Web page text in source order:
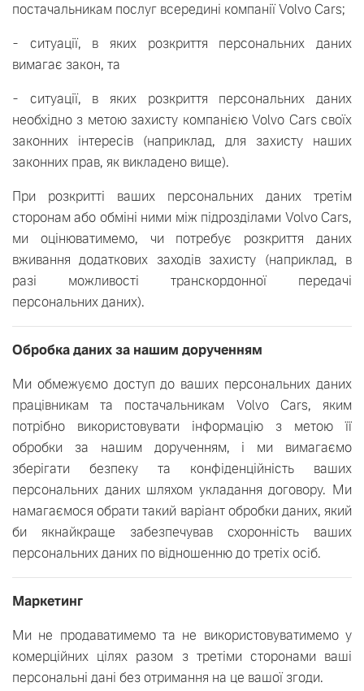
постачальникам послуг всередині компанії Volvo Cars;
- ситуації, в яких розкриття персональних даних
вимагає закон, та
- ситуації, в яких розкриття персональних даних
необхідно з метою захисту компанією Volvo Cars своїх
законних інтересів (наприклад, для захисту наших
законних прав, як викладено вище).
При розкритті ваших персональних даних третім
сторонам або обміні ними між підрозділами Volvo Cars,
ми оцінюватимемо, чи потребує розкриття даних
вживання додаткових заходів захисту (наприклад, в
разі можливості транскордонної передачі
персональних даних).
Обробка даних за нашим дорученням
Ми обмежуємо доступ до ваших персональних даних
працівникам та постачальникам Volvo Cars, яким
потрібно використовувати інформацію з метою її
обробки за нашим дорученням, і ми вимагаємо
зберігати безпеку та конфіденційність ваших
персональних даних шляхом укладання договору. Ми
намагаємося обрати такий варіант обробки даних, який
би якнайкраще забезпечував схоронність ваших
персональних даних по відношенню до третіх осіб.
Маркетинг
Ми не продаватимемо та не використовуватимемо у
комерційних цілях разом з третіми сторонами ваші
персональні дані без отримання на це вашої згоди.